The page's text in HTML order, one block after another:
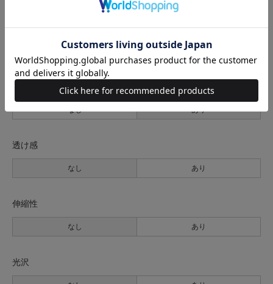
生地の厚さ
普通 厚手
透け感
なし あり
伸縮性
なし あり
光沢